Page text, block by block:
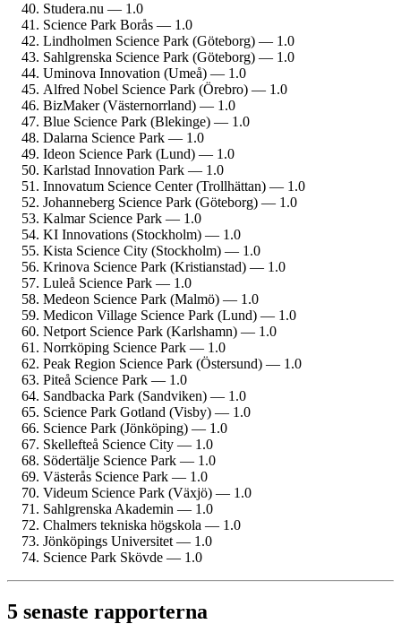
Studera.nu — 1.0
Science Park Borås — 1.0
Lindholmen Science Park (Göteborg) — 1.0
Sahlgrenska Science Park (Göteborg) — 1.0
Uminova Innovation (Umeå) — 1.0
Alfred Nobel Science Park (Örebro) — 1.0
BizMaker (Västernorrland) — 1.0
Blue Science Park (Blekinge) — 1.0
Dalarna Science Park — 1.0
Ideon Science Park (Lund) — 1.0
Karlstad Innovation Park — 1.0
Innovatum Science Center (Trollhättan) — 1.0
Johanneberg Science Park (Göteborg) — 1.0
Kalmar Science Park — 1.0
KI Innovations (Stockholm) — 1.0
Kista Science City (Stockholm) — 1.0
Krinova Science Park (Kristianstad) — 1.0
Luleå Science Park — 1.0
Medeon Science Park (Malmö) — 1.0
Medicon Village Science Park (Lund) — 1.0
Netport Science Park (Karlshamn) — 1.0
Norrköping Science Park — 1.0
Peak Region Science Park (Östersund) — 1.0
Piteå Science Park — 1.0
Sandbacka Park (Sandviken) — 1.0
Science Park Gotland (Visby) — 1.0
Science Park (Jönköping) — 1.0
Skellefteå Science City — 1.0
Södertälje Science Park — 1.0
Västerås Science Park — 1.0
Videum Science Park (Växjö) — 1.0
Sahlgrenska Akademin — 1.0
Chalmers tekniska högskola — 1.0
Jönköpings Universitet — 1.0
Science Park Skövde — 1.0
5 senaste rapporterna